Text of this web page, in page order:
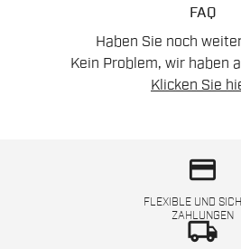
FAQ
Haben Sie noch
Kein Problem, wir haben
Klicken Sie
credit_card
FLEXIBLE UND
ZAHLUNGEN
local_shipping